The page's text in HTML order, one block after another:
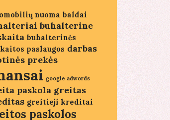
nuoma baldai
buhalterine
buhalterinės
paslaugos darbas
prekės
google adwords
paskola greitas
greitieji kreditai
paskolos